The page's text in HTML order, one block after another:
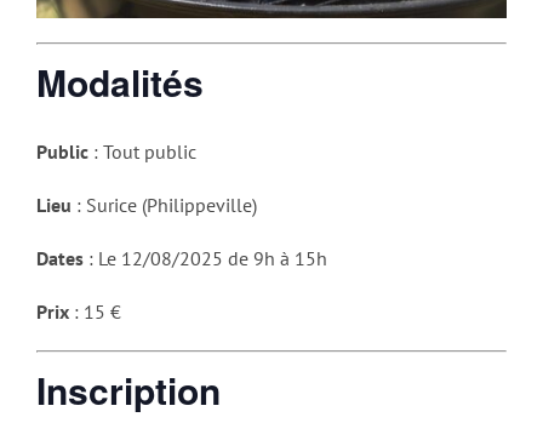
Modalités
Public : Tout public
Lieu : Surice (Philippeville)
Dates : Le 12/08/2025 de 9h à 15h
Prix : 15 €
Inscription